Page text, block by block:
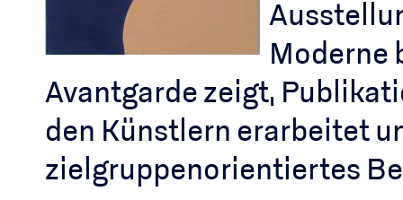
Moderne
Avantgarde zeigt,
den Künstlern erarbeitet
zielgruppenorientiertes